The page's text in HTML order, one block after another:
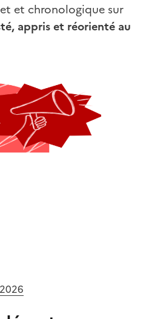
et chronologique sur
appris et réorienté au